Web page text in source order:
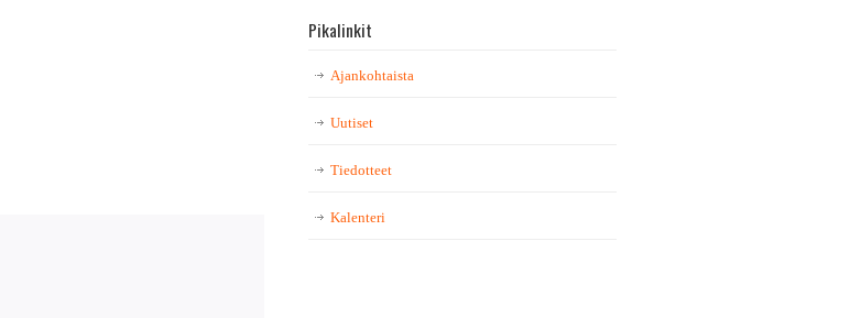
Pikalinkit
Ajankohtaista
Uutiset
Tiedotteet
Kalenteri